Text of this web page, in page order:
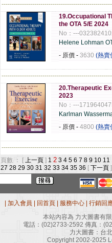
19.Occupational
the OTA 5/E 2024
No：---
Helene Lohman
- 原價 - 3630 (熱賣
20.Therapeutic
2023
No：---
Karlman
- 原價 - 4800 (熱賣
頁數 ： [ 上一頁 ] 1 2 3 4 5 6 7 8 9 10 11
27 28 29 30 31 32 33 34 35 36 [ 下一頁 ]
加入會員 回首頁 服務中心
行銷回
本站內容為 力大圖書有
電話： (02)2733-2592 傳真：
力大圖書：台
Copyright 2002-2025